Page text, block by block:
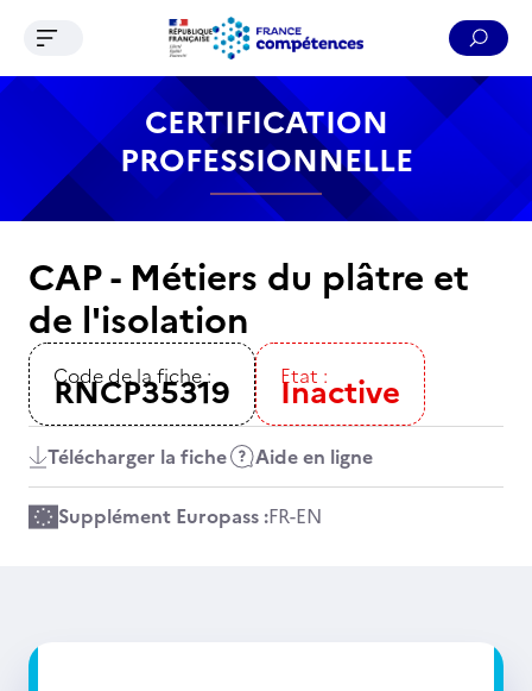
Contenu Recherche Menu Pied de page
Ouvrir le menu de navigation
CERTIFICATION
PROFESSIONNELLE
CAP - Métiers du plâtre et
de l'isolation
Code de la fiche :
RNCP35319 Etat :
Inactive
Télécharger la fiche Aide en ligne
Supplément Europass :FR-EN